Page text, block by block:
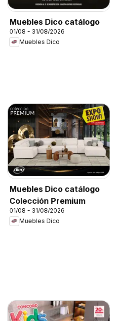
Muebles Dico catálogo
01/08 - 31/08/2026
Muebles Dico
Muebles Dico catálogo
Colección Premium
01/08 - 31/08/2026
Muebles Dico